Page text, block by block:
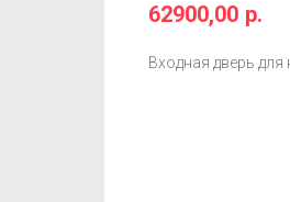
62900,00 р.
Входная дверь для